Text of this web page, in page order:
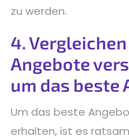
zu werden.
4.
Angebote
um das beste
Um das beste
erhalten, ist es